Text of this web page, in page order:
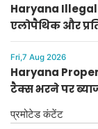
Haryana Illegal
एलोपैथिक और
FIR दर्ज
Fri,7 Aug 2026
Haryana
टैक्स भरने पर
सीलिंग अलर्ट